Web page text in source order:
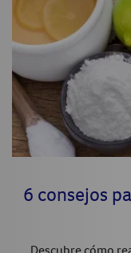
6 consejos